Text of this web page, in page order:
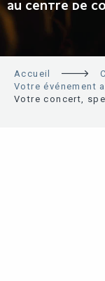
AU CENTRE DE
Accueil
Votre événement
Votre concert,